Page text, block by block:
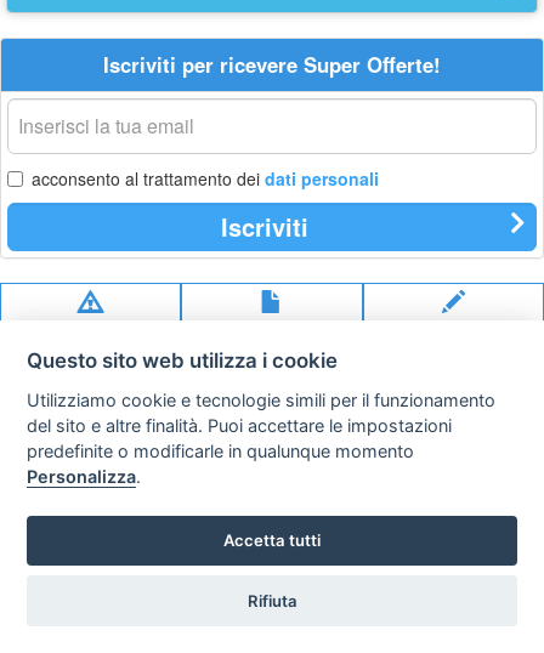
Iscriviti per ricevere Super Offerte!
La
tua
email
acconsento al trattamento dei dati personali
Iscriviti
Preferenze cookie
Copyright © 2008
SVILUPPO TURISMO ITALIA S.r.L. unipersonale
P.IVA: 01665350433 - R.E.A. FM-195884 Via A. Costa, 2
63822 Porto San Giorgio (FM)
Questo sito web utilizza i cookie
Utilizziamo cookie e tecnologie simili per il funzionamento
del sito e altre finalità. Puoi accettare le impostazioni
predefinite o modificarle in qualunque momento
Personalizza.
Accetta tutti
Rifiuta